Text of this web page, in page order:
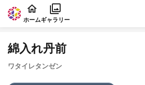
本文に飛ぶ
ホームギャラリー
綿入れ丹前
ワタイレタンゼン